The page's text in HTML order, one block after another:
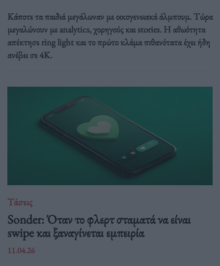
Κάποτε τα παιδιά μεγάλωναν με οικογενειακά άλμπουμ. Τώρα
μεγαλώνουν με analytics, χορηγούς και stories. Η αθωότητα
απέκτησε ring light και το πρώτο κλάμα πιθανότατα έχει ήδη
ανέβει σε 4K.
Τάσεις
Sonder: Όταν το φλερτ σταματά να είναι
swipe και ξαναγίνεται εμπειρία
11.04.26